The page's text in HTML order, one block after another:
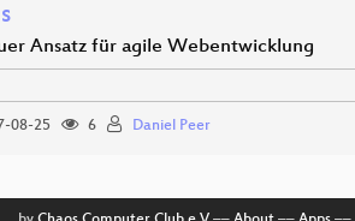
Ansatz für agile Webentwicklung
08-25 6 Daniel Peer